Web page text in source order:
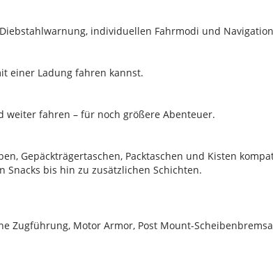
individuellen Fahrmodi und
einer Ladung fahren kannst.
weiter fahren – für noch größere Abenteuer.
Gepäckträgertaschen, Packtaschen und Kisten
Snacks bis hin zu zusätzlichen Schichten.
Zugführung, Motor Armor, Post Mount-